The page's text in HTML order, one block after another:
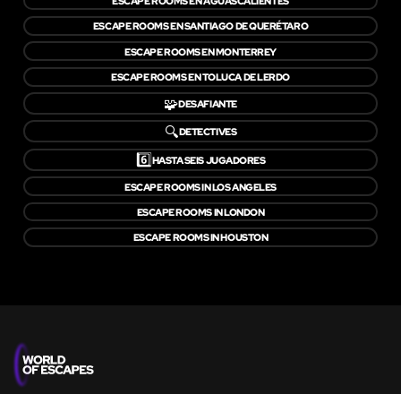
ESCAPE ROOMS EN SANTIAGO DE QUERÉTARO
ESCAPE ROOMS EN MONTERREY
ESCAPE ROOMS EN TOLUCA DE LERDO
🧩DESAFIANTE
🔍DETECTIVES
6️⃣HASTA SEIS JUGADORES
ESCAPE ROOMS IN LOS ANGELES
ESCAPE ROOMS IN LONDON
ESCAPE ROOMS IN HOUSTON